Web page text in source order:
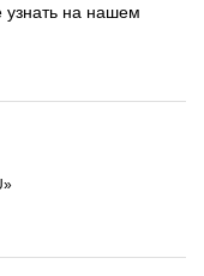
на нашем